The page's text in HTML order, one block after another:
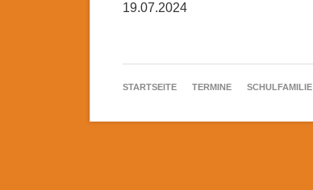
19.07.2024
NAVIGATION
STARTSEITE TERMINE SCHULFAMILIE